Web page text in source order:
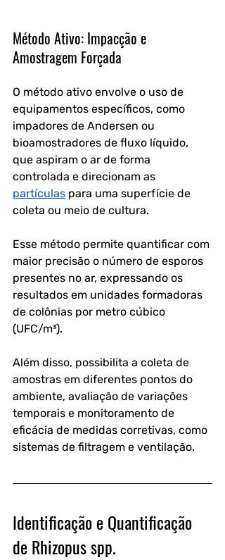
Método Ativo: Impacção e
Amostragem Forçada
O método ativo envolve o uso de
equipamentos específicos, como
impadores de Andersen ou
bioamostradores de fluxo líquido,
que aspiram o ar de forma
controlada e direcionam as
partículas para uma superfície de
coleta ou meio de cultura.
Esse método permite quantificar com
maior precisão o número de esporos
presentes no ar, expressando os
resultados em unidades formadoras
de colônias por metro cúbico
(UFC/m³).
Além disso, possibilita a coleta de
amostras em diferentes pontos do
ambiente, avaliação de variações
temporais e monitoramento de
eficácia de medidas corretivas, como
sistemas de filtragem e ventilação.
Identificação e Quantificação
de Rhizopus spp.